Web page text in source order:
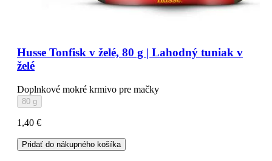
Husse Tonfisk v želé, 80 g | Lahodný tuniak v
želé
Doplnkové mokré krmivo pre mačky
80 g
1,40 €
Pridať do nákupného košíka